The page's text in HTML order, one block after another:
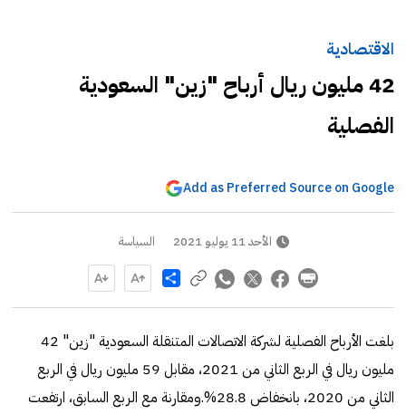
الاقتصادية
42 مليون ريال أرباح "زين" السعودية
الفصلية
Add as Preferred Source on Google
الأحد 11 يوليو 2021 السياسة
Share
بلغت الأرباح الفصلية لشركة الاتصالات المتنقلة السعودية "زين" 42
مليون ريال في الربع الثاني من 2021، مقابل 59 مليون ريال في الربع
الثاني من 2020، بانخفاض 28.8%.ومقارنة مع الربع السابق، ارتفعت